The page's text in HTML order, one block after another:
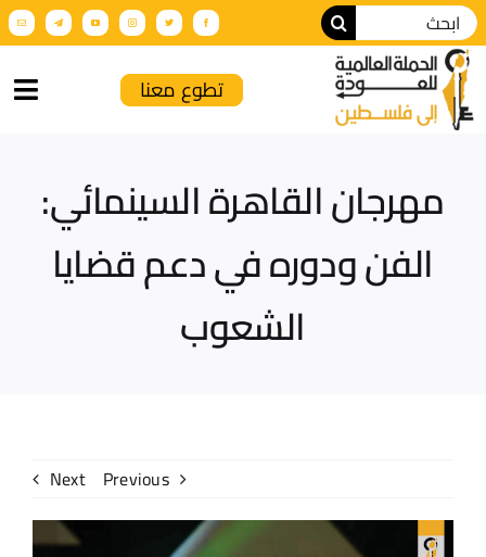
من نحن
أنشطة الحملة
عن فلسطين
اتصل بنا
تطوع معنا
مهرجان القاهرة السينمائي:
الفن ودوره في دعم قضايا
الشعوب
Previous
Next